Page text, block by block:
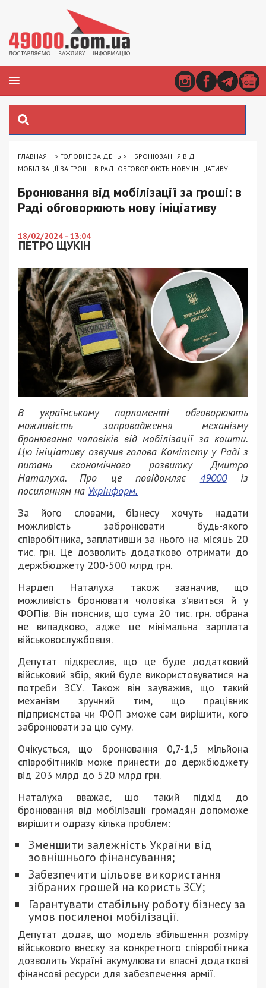
ГЛАВНАЯ > ГОЛОВНЕ ЗА ДЕНЬ >
БРОНЮВАННЯ ВІД
МОБІЛІЗАЦІЇ ЗА ГРОШІ: В РАДІ ОБГОВОРЮЮТЬ НОВУ ІНІЦІАТИВУ
Бронювання від мобілізації за гроші: в
Раді обговорюють нову ініціативу
18/02/2024 - 13:04
ПЕТРО ЩУКІН
В українському парламенті обговорюють
можливість запровадження механізму
бронювання чоловіків від мобілізації за кошти.
Цю ініціативу озвучив голова Комітету у Раді з
питань економічного розвитку Дмитро
Наталуха. Про це повідомляє 49000із
посиланням на Укрінформ.
За його словами, бізнесу хочуть надати
можливість забронювати будь-якого
співробітника, заплативши за нього на місяць 20
тис. грн. Це дозволить додатково отримати до
держбюджету 200-500 млрд грн.
Нардеп Наталуха також зазначив, що
можливість бронювати чоловіка з’явиться й у
ФОПів. Він пояснив, що сума 20 тис. грн. обрана
не випадково, адже це мінімальна зарплата
військовослужбовця.
Депутат підкреслив, що це буде додатковий
військовий збір, який буде використовуватися на
потреби ЗСУ. Також він зауважив, що такий
механізм зручний тим, що працівник
підприємства чи ФОП зможе сам вирішити, кого
забронювати за цю суму.
Очікується, що бронювання 0,7-1,5 мільйона
співробітників може принести до держбюджету
від 203 млрд до 520 млрд грн.
Наталуха вважає, що такий підхід до
бронювання від мобілізації громадян допоможе
вирішити одразу кілька проблем:
Зменшити залежність України від
зовнішнього фінансування;
Забезпечити цільове використання
зібраних грошей на користь ЗСУ;
Гарантувати стабільну роботу бізнесу за
умов посиленої мобілізації.
Депутат додав, що модель збільшення розміру
військового внеску за конкретного співробітника
дозволить Україні акумулювати власні додаткові
фінансові ресурси для забезпечення армії.